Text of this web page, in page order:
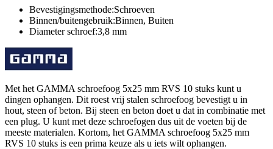
Bevestigingsmethode:Schroeven
Binnen/buitengebruik:Binnen, Buiten
Diameter schroef:3,8 mm
Met het GAMMA schroefoog 5x25 mm RVS 10 stuks kunt u
dingen ophangen. Dit roest vrij stalen schroefoog bevestigt u in
hout, steen of beton. Bij steen en beton doet u dat in combinatie met
een plug. U kunt met deze schroefogen dus uit de voeten bij de
meeste materialen. Kortom, het GAMMA schroefoog 5x25 mm
RVS 10 stuks is een prima keuze als u iets wilt ophangen.